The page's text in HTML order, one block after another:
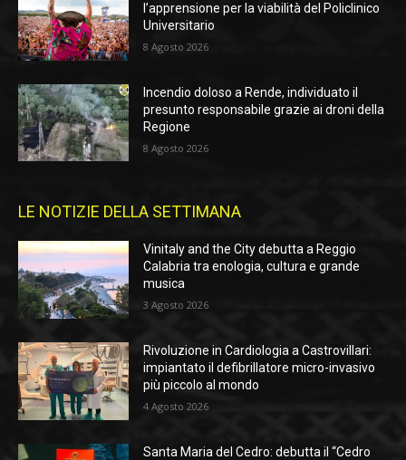
l’apprensione per la viabilità del Policlinico
Universitario
8 Agosto 2026
Incendio doloso a Rende, individuato il
presunto responsabile grazie ai droni della
Regione
8 Agosto 2026
LE NOTIZIE DELLA SETTIMANA
Vinitaly and the City debutta a Reggio
Calabria tra enologia, cultura e grande
musica
3 Agosto 2026
Rivoluzione in Cardiologia a Castrovillari:
impiantato il defibrillatore micro-invasivo
più piccolo al mondo
4 Agosto 2026
Santa Maria del Cedro: debutta il “Cedro